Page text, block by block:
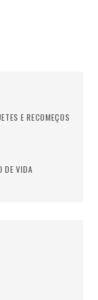
E RECOMEÇOS
DE VIDA